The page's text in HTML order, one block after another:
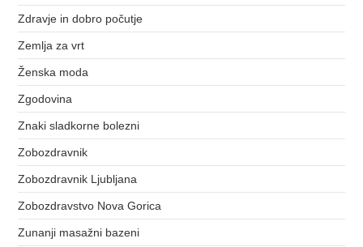
Zdravje in dobro počutje
Zemlja za vrt
Ženska moda
Zgodovina
Znaki sladkorne bolezni
Zobozdravnik
Zobozdravnik Ljubljana
Zobozdravstvo Nova Gorica
Zunanji masažni bazeni